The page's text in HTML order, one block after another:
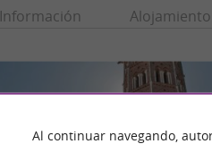
Información Alojamiento
Al continuar navegando,